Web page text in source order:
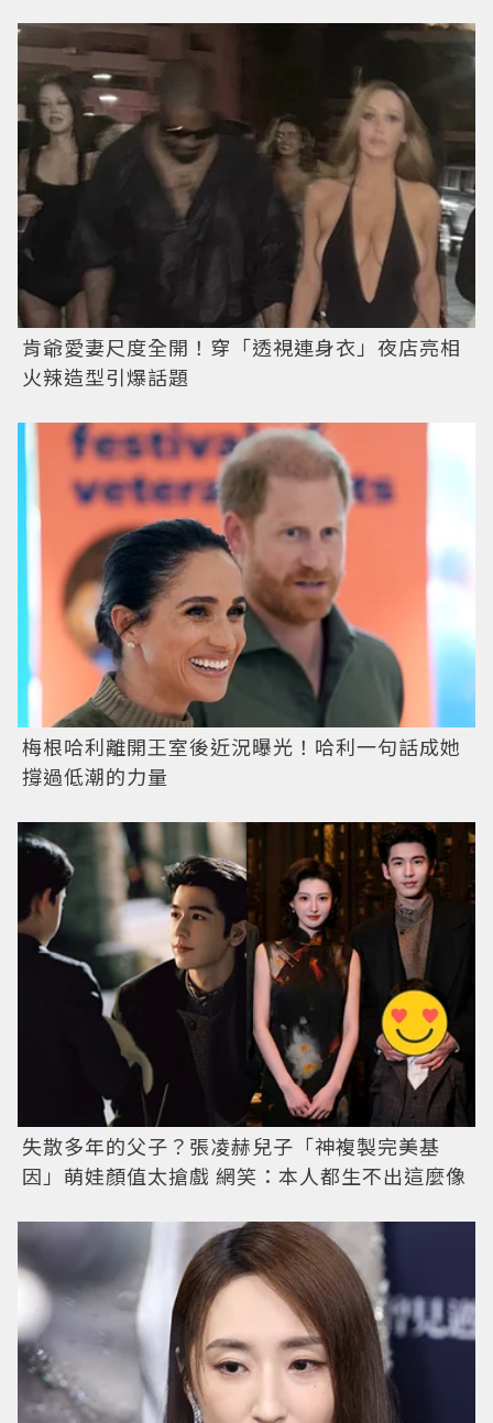
肯爺愛妻尺度全開！穿「透視連身衣」夜店亮相
火辣造型引爆話題
梅根哈利離開王室後近況曝光！哈利一句話成她
撐過低潮的力量
失散多年的父子？張凌赫兒子「神複製完美基
因」萌娃顏值太搶戲 網笑：本人都生不出這麼像